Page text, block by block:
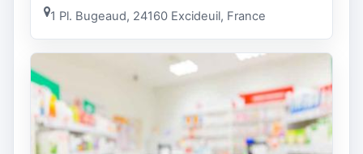
1 Pl. Bugeaud, 24160 Excideuil, France